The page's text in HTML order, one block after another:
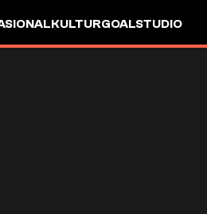
KULTURGOALSTUDIO